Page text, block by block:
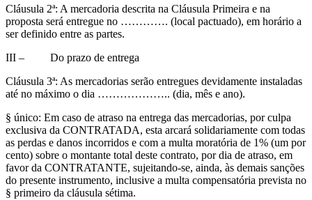
Cláusula 2ª: A mercadoria descrita na Cláusula Primeira e na
proposta será entregue no …………. (local pactuado), em horário a
ser definido entre as partes.
III –
Do prazo de entrega
Cláusula 3ª: As mercadorias serão entregues devidamente instaladas
até no máximo o dia ……………….. (dia, mês e ano).
§ único: Em caso de atraso na entrega das mercadorias, por culpa
exclusiva da CONTRATADA, esta arcará solidariamente com todas
as perdas e danos incorridos e com a multa moratória de 1% (um por
cento) sobre o montante total deste contrato, por dia de atraso, em
favor da CONTRATANTE, sujeitando-se, ainda, às demais sanções
do presente instrumento, inclusive a multa compensatória prevista no
§ primeiro da cláusula sétima.